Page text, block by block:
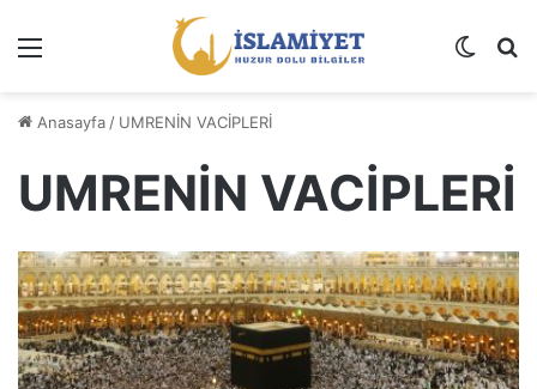
Dış
Anasayfa / UMRENİN VACİPLERİ
UMRENİN VACİPLERİ